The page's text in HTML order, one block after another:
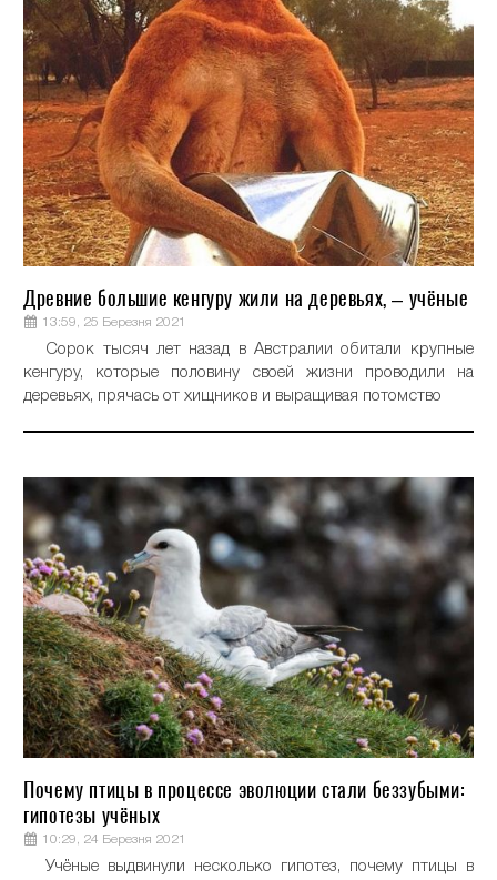
Древние большие кенгуру жили на деревьях, – учёные
13:59, 25 Березня 2021
Сорок тысяч лет назад в Австралии обитали крупные
кенгуру, которые половину своей жизни проводили на
деревьях, прячась от хищников и выращивая потомство
Почему птицы в процессе эволюции стали беззубыми:
гипотезы учёных
10:29, 24 Березня 2021
Учёные выдвинули несколько гипотез, почему птицы в